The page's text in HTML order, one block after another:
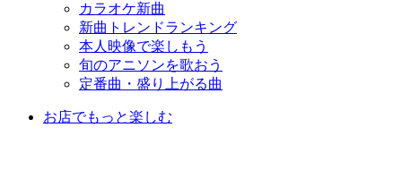
カラオケ新曲
新曲トレンドランキング
本人映像で楽しもう
旬のアニソンを歌おう
定番曲・盛り上がる曲
お店でもっと楽しむ